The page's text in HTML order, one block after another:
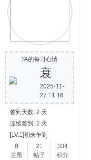
TA的每日心情
衰
2025-11-
27 11:16
签到天数: 2 天
连续签到: 2 天
[LV.1]初来乍到
0
主题
21
帖子
334
积分